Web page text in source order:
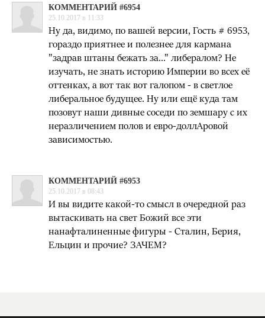
КОММЕНТАРИЙ #6954
25.10.2017 в 11:33
Ну да, видимо, по вашей версии, Гость # 6953,
гораздо приятнее и полезнее для кармана
"задрав штаны бежать за..." либералом? Не
изучать, не знать историю Империи во всех её
оттенках, а вот так вот галопом - в светлое
либеральное будущее. Ну или ещё куда там
позовут наши дивные соседи по земшару с их
неразличением полов и евро-доллАровой
зависимостью.
КОММЕНТАРИЙ #6953
25.10.2017 в 08:43
И вы видите какой-то смысл в очередной раз
вытаскивать на свет Божий все эти
нанафталиненные фигуры - Сталин, Берия,
Ельцин и прочие? ЗАЧЕМ?